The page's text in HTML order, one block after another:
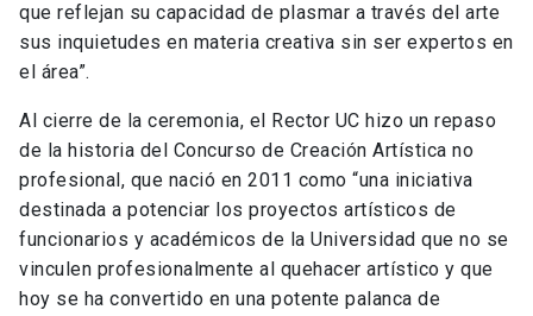
que reflejan su capacidad de plasmar a través del arte
sus inquietudes en materia creativa sin ser expertos en
el área”.
Al cierre de la ceremonia, el Rector UC hizo un repaso
de la historia del Concurso de Creación Artística no
profesional, que nació en 2011 como “una iniciativa
destinada a potenciar los proyectos artísticos de
funcionarios y académicos de la Universidad que no se
vinculen profesionalmente al quehacer artístico y que
hoy se ha convertido en una potente palanca de